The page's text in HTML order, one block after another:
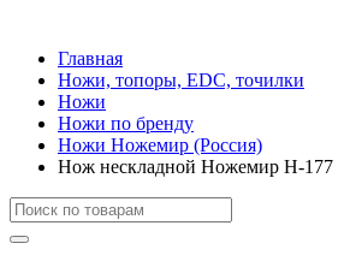
Главная
Ножи, топоры, EDC, точилки
Ножи
Ножи по бренду
Ножи Ножемир (Россия)
Нож нескладной Ножемир H-177